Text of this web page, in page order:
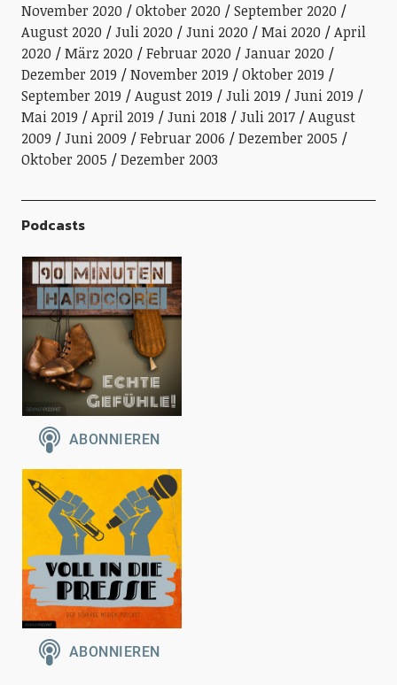
November 2020
Oktober 2020
September 2020
August 2020
Juli 2020 Juni 2020 Mai 2020
April
2020
März 2020 Februar 2020
Januar 2020
Dezember 2019
November 2019
Oktober 2019
September 2019
August 2019 Juli 2019
Juni 2019
Mai 2019
April 2019 Juni 2018 Juli 2017
August
2009
Juni 2009 Februar 2006
Dezember 2005
Oktober 2005
Dezember 2003
Podcasts